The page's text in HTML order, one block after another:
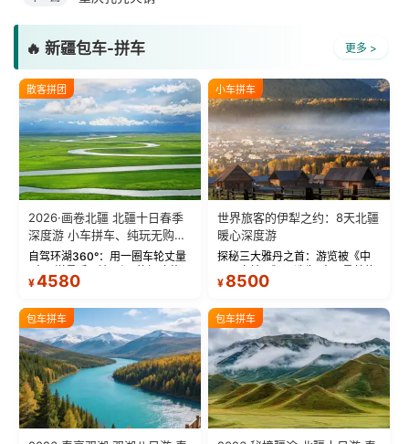
🔥 新疆包车-拼车 更多 >
散客拼团
2026·画卷北疆 北疆十日春季
深度游 小车拼车、纯玩无购
物！
自驾环湖360°：用一圈车轮丈量
蓝。 赛湖旅拍：甄选多款风格服
绝美瞬间。 赛湖坦克300跟车视
频：专业摄影师...
¥4580
小车拼车
世界旅客的伊犁之约：8天北疆
暖心深度游
探秘三大雅丹之首：游览被《中
三大雅丹”第一名的克拉玛依魔鬼
瓦人最大村落——禾木村，欣赏
晨雾与小木...
¥ 8500
包车拼车 包车拼车